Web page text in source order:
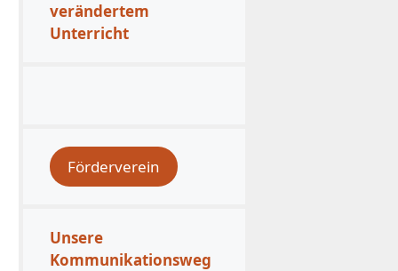
verändertem
Unterricht
Förderverein
Unsere
Kommunikationsweg